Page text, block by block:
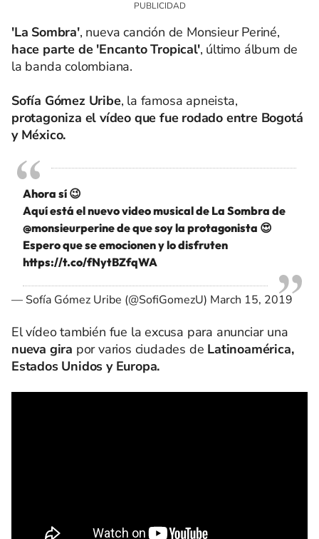
'La Sombra', nueva canción de Monsieur Periné,
hace parte de 'Encanto Tropical', último álbum de
la banda colombiana.
Sofía Gómez Uribe, la famosa apneista,
protagoniza el vídeo que fue rodado entre Bogotá
y México.
Ahora sí 😉
Aquí está el nuevo video musical de La Sombra de
@monsieurperinede que soy la protagonista 😍
Espero que se emocionen y lo disfruten
https://t.co/fNytBZfqWA
— Sofía Gómez Uribe (@SofiGomezU) March 15, 2019
El vídeo también fue la excusa para anunciar una
nueva gira por varios ciudades de Latinoamérica,
Estados Unidos y Europa.